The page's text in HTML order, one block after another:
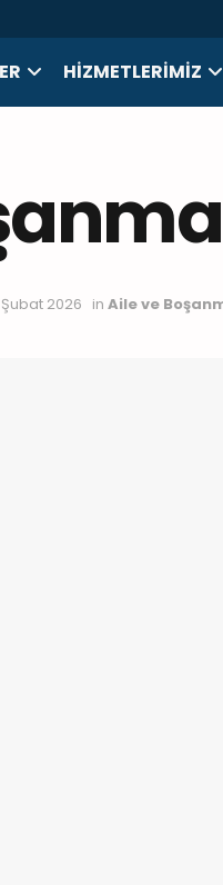
HIZMETLERIMIZ
2026 in Aile ve